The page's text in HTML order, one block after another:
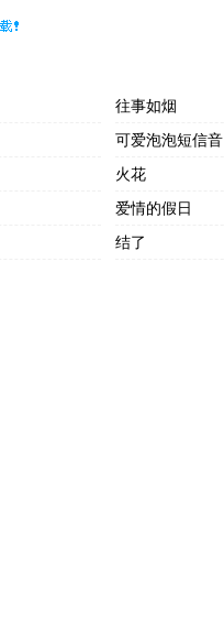
往事如烟
可爱泡泡短信音
火花
爱情的假日
结了